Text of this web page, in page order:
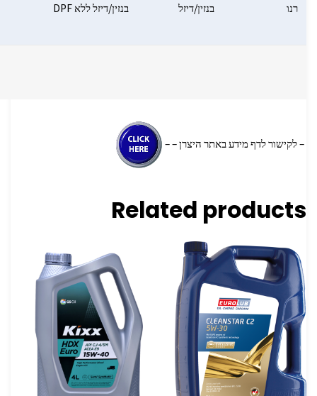
רנו בנזין/דיזל בנזין/דיזל ללא DPF
– לקישור לדף מידע באתר היצרן – –
Related products